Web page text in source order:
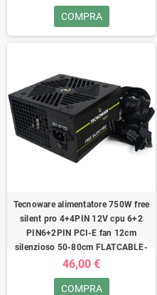
COMPRA
Tecnoware alimentatore 750W free
silent pro 4+4PIN 12V cpu 6+2
PIN6+2PIN PCI-E fan 12cm
silenzioso 50-80cm FLATCABLE-
46,00 €
COMPRA